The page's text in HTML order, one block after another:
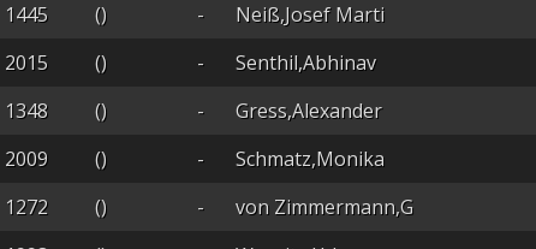
1445 () - Neiß,Josef Marti
2015 () - Senthil,Abhinav
1348 () - Gress,Alexander
2009 () - Schmatz,Monika
1272 () - von Zimmermann,G